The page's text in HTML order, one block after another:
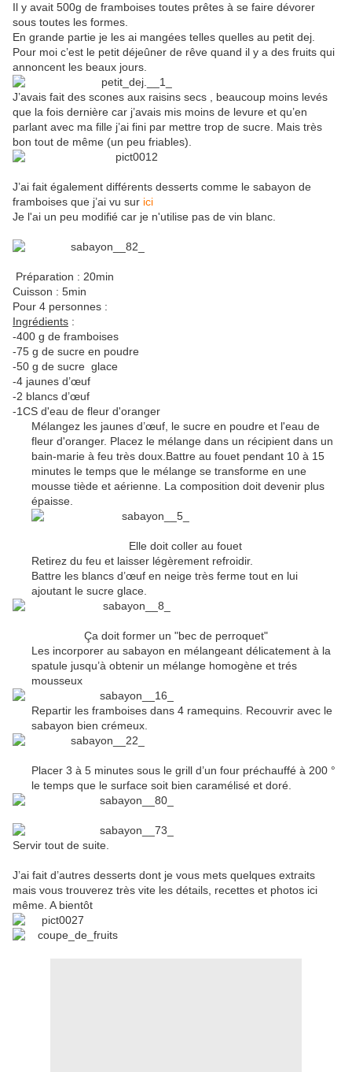
Il y avait 500g de framboises toutes prêtes à se faire dévorer
sous toutes les formes.
En grande partie je les ai mangées telles quelles au petit dej.
Pour moi c’est le petit déjeûner de rêve quand il y a des fruits qui
annoncent les beaux jours.
J’avais fait des scones aux raisins secs , beaucoup moins levés
que la fois dernière car j’avais mis moins de levure et qu’en
parlant avec ma fille j’ai fini par mettre trop de sucre. Mais très
bon tout de même (un peu friables).
J’ai fait également différents desserts comme le sabayon de
framboises que j’ai vu sur ici
Je l'ai un peu modifié car je n'utilise pas de vin blanc.
Préparation : 20min
Cuisson : 5min
Pour 4 personnes :
Ingrédients :
-400 g de framboises
-75 g de sucre en poudre
-50 g de sucre glace
-4 jaunes d’œuf
-2 blancs d’œuf
-1CS d'eau de fleur d'oranger
Mélangez les jaunes d’œuf, le sucre en poudre et l'eau de
fleur d'oranger. Placez le mélange dans un récipient dans un
bain-marie à feu très doux.Battre au fouet pendant 10 à 15
minutes le temps que le mélange se transforme en une
mousse tiède et aérienne. La composition doit devenir plus
épaisse.
Elle doit coller au fouet
Retirez du feu et laisser légèrement refroidir.
Battre les blancs d’œuf en neige très ferme tout en lui
ajoutant le sucre glace.
Ça doit former un "bec de perroquet"
Les incorporer au sabayon en mélangeant délicatement à la
spatule jusqu’à obtenir un mélange homogène et trés
mousseux
Repartir les framboises dans 4 ramequins . Recouvrir avec le
sabayon bien crémeux.
Placer 3 à 5 minutes sous le grill d’un four préchauffé à 200 °
le temps que le surface soit bien caramélisé et doré.
Servir tout de suite.
J’ai fait d’autres desserts dont je vous mets quelques extraits
mais vous trouverez très vite les détails, recettes et photos ici
même. A bientôt